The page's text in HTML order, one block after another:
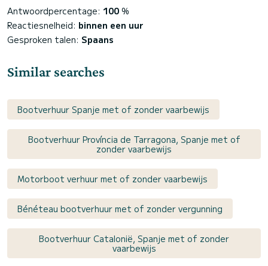
Antwoordpercentage: 100 %
Reactiesnelheid: binnen een uur
Gesproken talen: Spaans
Similar searches
Bootverhuur Spanje met of zonder vaarbewijs
Bootverhuur Província de Tarragona, Spanje met of
zonder vaarbewijs
Motorboot verhuur met of zonder vaarbewijs
Bénéteau bootverhuur met of zonder vergunning
Bootverhuur Catalonië, Spanje met of zonder
vaarbewijs